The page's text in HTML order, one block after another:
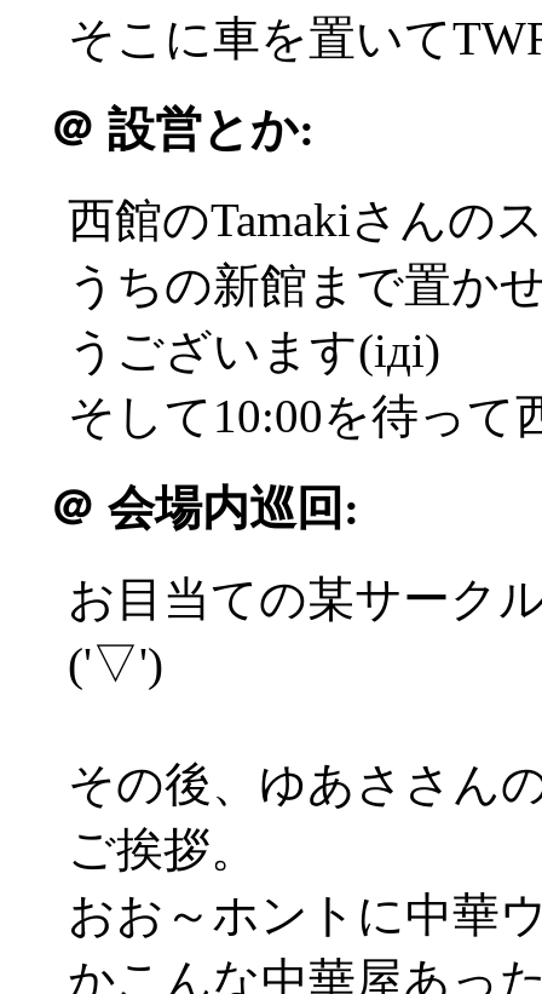
そこに車を置いて
＠ 設営とか:
西館のTamakiさんの
うちの新館まで置か
うございます(iдi)
そして10:00を待って
＠ 会場内巡回:
お目当ての某サーク
('▽')
その後、ゆあささん
ご挨拶。
おお～ホントに中華
かこんな中華屋あっ